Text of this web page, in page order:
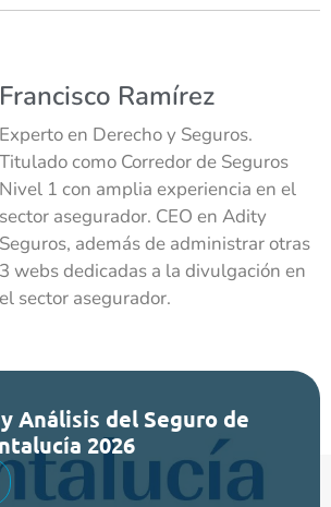
Francisco Ramírez
Experto en Derecho y Seguros.
Titulado como Corredor de Seguros
Nivel 1 con amplia experiencia en el
sector asegurador. CEO en Adity
Seguros, además de administrar otras
3 webs dedicadas a la divulgación en
el sector asegurador.
Análisis del Seguro de
2026